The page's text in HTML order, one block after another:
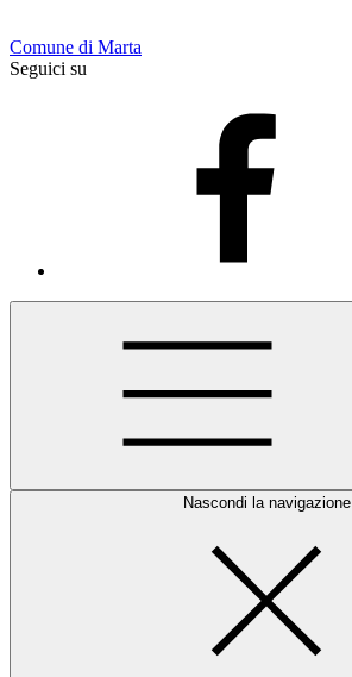
Comune di Marta
Seguici su
Nascondi la navigazione